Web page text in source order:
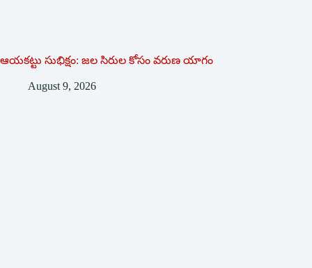
ఆయకట్టు సుభిక్షం: జల సిరుల కోసం వరుణ యాగం
August 9, 2026